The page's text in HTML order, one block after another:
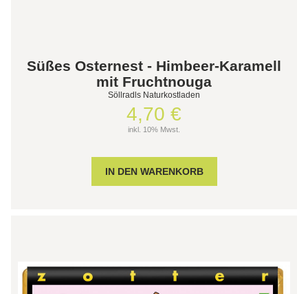
Süßes Osternest - Himbeer-Karamell
mit Fruchtnouga
Söllradls Naturkostladen
4,70 €
inkl. 10% Mwst.